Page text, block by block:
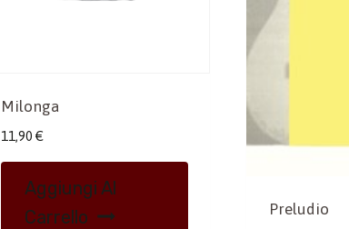
Milonga
11,90 €
Aggiungi Al
Carrello
Preludio